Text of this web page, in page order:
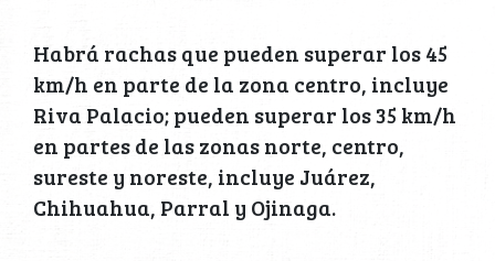
Habrá rachas que pueden superar los 45
km/h en parte de la zona centro, incluye
Riva Palacio; pueden superar los 35 km/h
en partes de las zonas norte, centro,
sureste y noreste, incluye Juárez,
Chihuahua, Parral y Ojinaga.